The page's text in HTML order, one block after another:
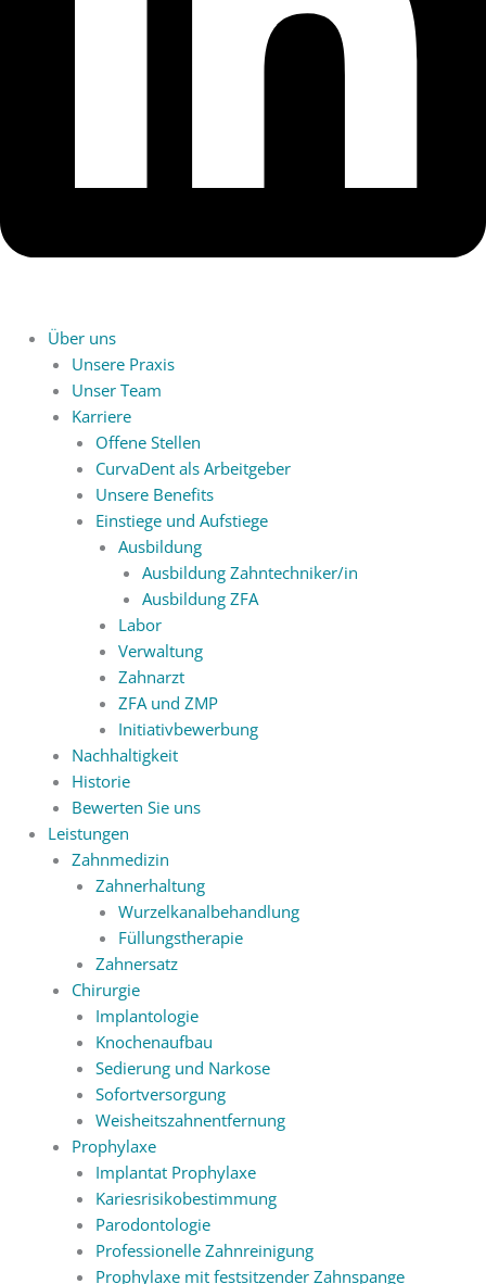
Über uns
Unsere Praxis
Unser Team
Karriere
Offene Stellen
CurvaDent als Arbeitgeber
Unsere Benefits
Einstiege und Aufstiege
Ausbildung
Ausbildung Zahntechniker/in
Ausbildung ZFA
Labor
Verwaltung
Zahnarzt
ZFA und ZMP
Initiativbewerbung
Nachhaltigkeit
Historie
Bewerten Sie uns
Leistungen
Zahnmedizin
Zahnerhaltung
Wurzelkanalbehandlung
Füllungstherapie
Zahnersatz
Chirurgie
Implantologie
Knochenaufbau
Sedierung und Narkose
Sofortversorgung
Weisheitszahnentfernung
Prophylaxe
Implantat Prophylaxe
Kariesrisikobestimmung
Parodontologie
Professionelle Zahnreinigung
Prophylaxe mit festsitzender Zahnspange